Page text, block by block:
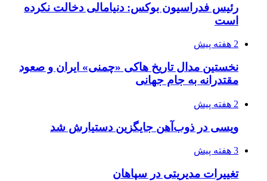
رئیس فدراسیون بوکس: دنیامالی دخالت نکرده
است
2 هفته پیش
نخستین مدال تاریخ هاکی «چمنی» ایران و صعود
مقتدرانه به جام جهانی
2 هفته پیش
ویسی در ذوب‌آهن جایگزین دستیارش شد
3 هفته پیش
تغییرات مدیریتی در سپاهان